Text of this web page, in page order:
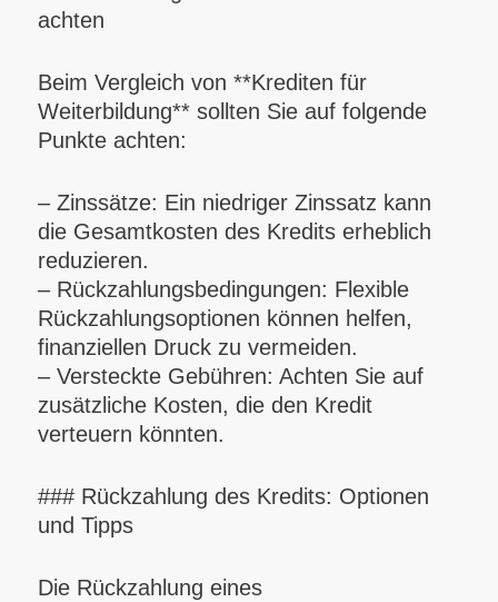
achten
Beim Vergleich von **Krediten für
Weiterbildung** sollten Sie auf folgende
Punkte achten:
– Zinssätze: Ein niedriger Zinssatz kann
die Gesamtkosten des Kredits erheblich
reduzieren.
– Rückzahlungsbedingungen: Flexible
Rückzahlungsoptionen können helfen,
finanziellen Druck zu vermeiden.
– Versteckte Gebühren: Achten Sie auf
zusätzliche Kosten, die den Kredit
verteuern könnten.
### Rückzahlung des Kredits: Optionen
und Tipps
Die Rückzahlung eines